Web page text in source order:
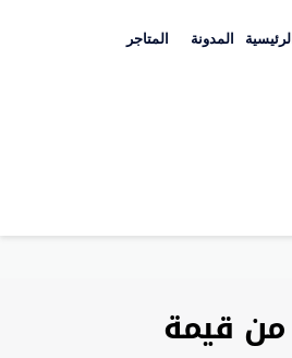
الرئيسية المدونة المتاجر
كوبون خصم تشلدرن صالون يوليو 2026 خصم 50% Children Salon من قيمة